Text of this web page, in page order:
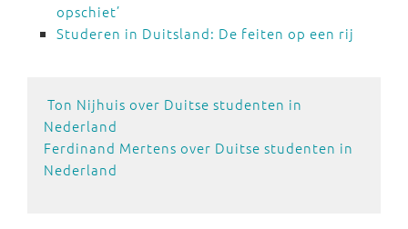
opschiet’
Studeren in Duitsland: De feiten op een rij
Ton Nijhuis over Duitse studenten in
Nederland
Ferdinand Mertens over Duitse studenten in
Nederland